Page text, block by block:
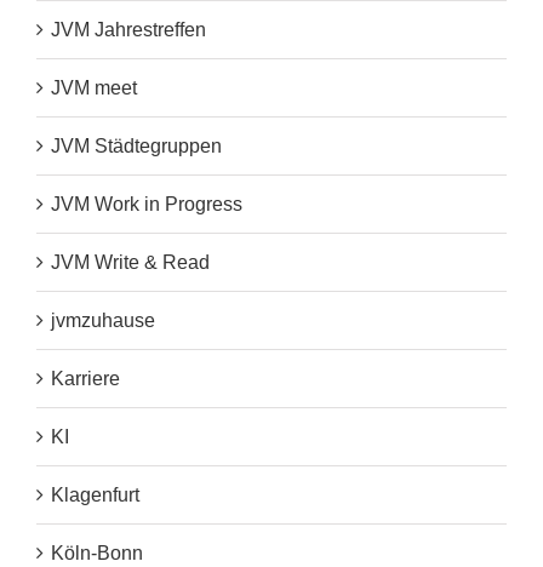
JVM Jahrestreffen
JVM meet
JVM Städtegruppen
JVM Work in Progress
JVM Write & Read
jvmzuhause
Karriere
KI
Klagenfurt
Köln-Bonn